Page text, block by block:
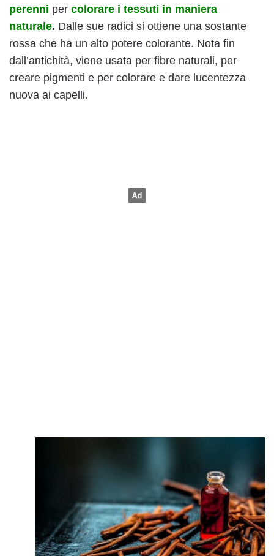
perenni per colorare i tessuti in maniera
naturale. Dalle sue radici si ottiene una sostante
rossa che ha un alto potere colorante. Nota fin
dall’antichità, viene usata per fibre naturali, per
creare pigmenti e per colorare e dare lucentezza
nuova ai capelli.